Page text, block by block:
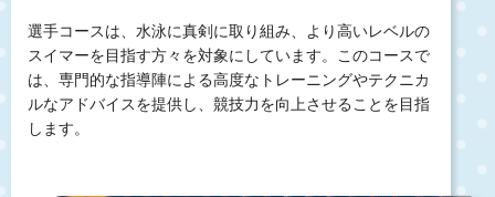
選手コースは、水泳に真剣に取り組み、より高いレベルの
スイマーを目指す方々を対象にしています。このコースで
は、専門的な指導陣による高度なトレーニングやテクニカ
ルなアドバイスを提供し、競技力を向上させることを目指
します。